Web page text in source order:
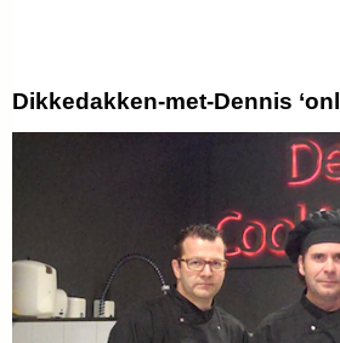
Dikkedakken-met-Dennis